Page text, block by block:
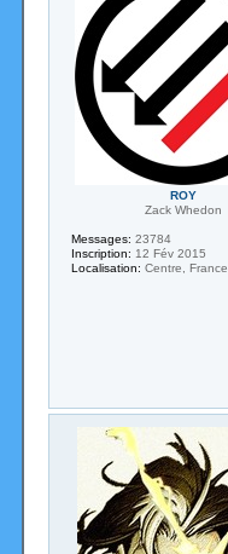
ROY
Zack Whedon
Messages: 23784
Inscription: 12 Fév 2015
Localisation: Centre, France